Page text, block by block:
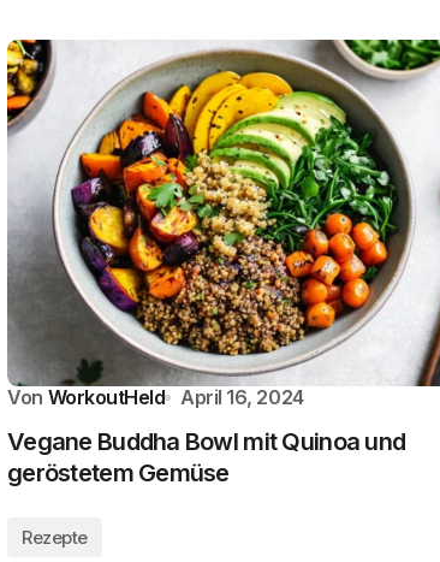
Von WorkoutHeld April 16, 2024
Vegane Buddha Bowl mit Quinoa und
geröstetem Gemüse
Rezepte